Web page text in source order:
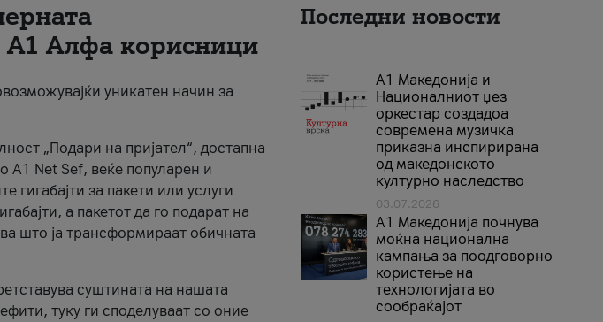
А1 Алфа корисници
уникатен начин за
„Подари на пријател“, достапна
A1 Net Sef, веќе популарен и
гигабајти за пакети или услуги
а пакетот да го подарат на
што ја трансформираат обичната
суштината на нашата
туку ги споделуваат со оние
Последни новости
А1 Македонија и
Националниот џез
оркестар создадоа
современа музичка
приказна инспирирана
од македонското
културно наследство
03.07.2026
A1 Македонија почнува
моќна национална
кампања за поодговорно
користење на
технологијата во
сообраќајот